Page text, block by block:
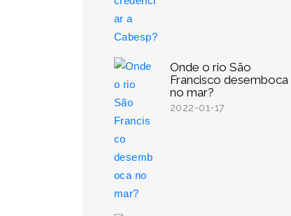
Onde o rio São
Francisco desemboca
no mar?
2022-01-17